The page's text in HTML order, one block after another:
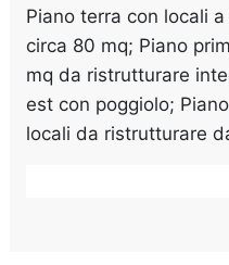
Piano terra con locali
circa 80 mq; Piano
mq da ristrutturare
est con poggiolo;
locali da ristrutturare